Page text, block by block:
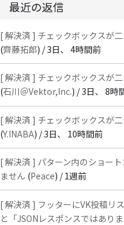
最近の返信
[ 解決済 ] チェックボックスが
(齊藤拓郎) /3日、 4時間前
[ 解決済 ] チェックボックスが
(石川＠Vektor,Inc.) /3日、 8時
[ 解決済 ] チェックボックスが
(Y.INABA) /3日、 10時間前
[ 解決済 ] パターン内のショー
ません (Peace) /1週前
[ 解決済 ] フッターにVK投稿リ
と「JSONレスポンスではあり